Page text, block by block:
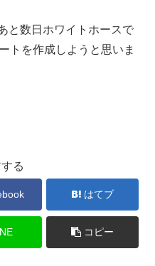
と数日ホワイトホースで
トを作成しようと思いま
る
はてブ
コピー